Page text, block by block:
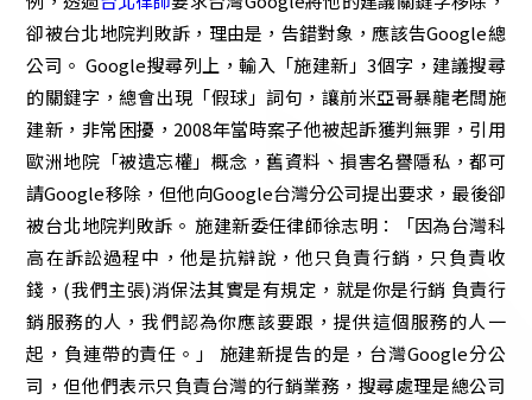
卻被台北地院判敗訴，理由是，告錯對象，應該告Google總
公司。 Google搜尋列上，輸入「施建新」3個字，建議搜尋
的關鍵字，總會出現「假球」詞句，讓前米亞哥暴龍老闆施
建新，非常困擾，2008年當時案子他被起訴獲判無罪，引用
歐洲地院「被遺忘權」概念，舊資料、損害名譽隱私，都可
請Google移除，但他向Google台灣分公司提出要求，最後卻
被台北地院判敗訴。 施建新委任律師徐志明：「因為台灣科
高在訴訟過程中，他是抗辯說，他只負責行銷，只負責收
錢，(我們主張)消保法其實是有規定，就是你是行銷 負責行
銷服務的人，我們認為你應該要跟，提供這個服務的人一
起，負連帶的責任。」 施建新提告的是，台灣Google分公
司，但他們表示只負責台灣的行銷業務，搜尋處理是總公司